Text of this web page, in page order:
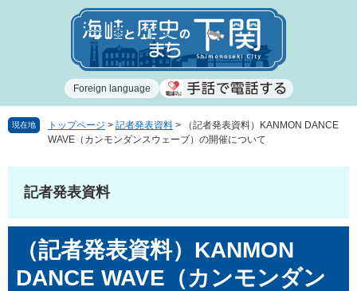
で
ば
Foreign language
現在地 トップページ > 記者発表資料 >
（記者発表資料）KANMON DANCE
WAVE（カンモンダンスウェーブ）の開催について
記者発表資料
（記者発表資料）KANMON
DANCE WAVE（カンモンダン